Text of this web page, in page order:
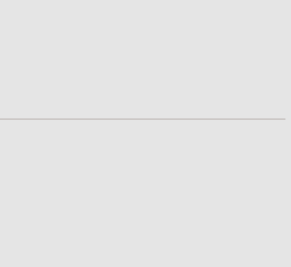
von 5 von 5 Sternen